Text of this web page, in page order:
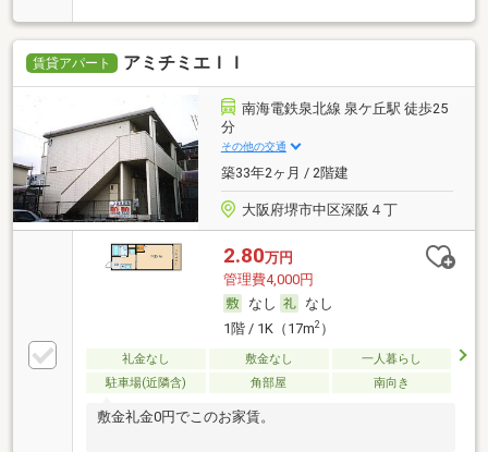
賃貸アパート アミチミエＩＩ
南海電鉄泉北線 泉ケ丘駅 徒歩25
分
その他の交通
築33年2ヶ月 / 2階建
大阪府堺市中区深阪４丁
2.80万円
管理費4,000円
なし
なし
1階 / 1K（17m2）
礼金なし 敷金なし
一人暮らし
駐車場(近隣含)
角部屋 南向き
敷金礼金0円でこのお家賃。